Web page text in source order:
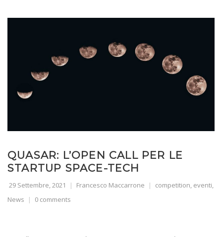
QUASAR: L’OPEN CALL PER LE
STARTUP SPACE-TECH
29 Settembre, 2021 Francesco Maccarrone competition, eventi,
News
0 comments